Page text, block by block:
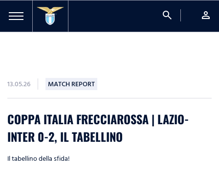
search person
13.05.26 MATCH REPORT
COPPA ITALIA FRECCIAROSSA | LAZIO-
INTER 0-2, IL TABELLINO
Il tabellino della sfida!